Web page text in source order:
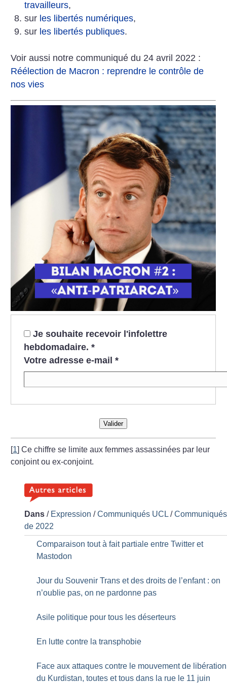
travailleurs,
sur les libertés numériques,
sur les libertés publiques.
Voir aussi notre communiqué du 24 avril 2022 :
Réélection de Macron : reprendre le contrôle de
nos vies
Je souhaite recevoir l'infolettre
hebdomadaire. *
Votre adresse e-mail *
Valider
1 ]Ce chiffre se limite aux femmes assassinées par leur
conjoint ou ex-conjoint.
Dans / Expression /Communiqués UCL /Communiqués
de 2022
Comparaison tout à fait partiale entre Twitter et
Mastodon
Jour du Souvenir Trans et des droits de l’enfant : on
n’oublie pas, on ne pardonne pas
Asile politique pour tous les déserteurs
En lutte contre la transphobie
Face aux attaques contre le mouvement de libération
du Kurdistan, toutes et tous dans la rue le 11 juin